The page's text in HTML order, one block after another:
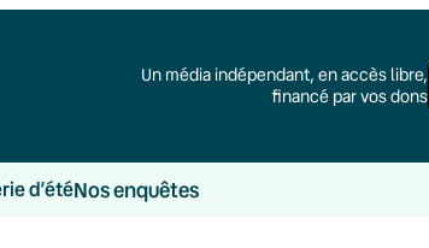
Un média indépendant, en accès libre,
financé par vos dons
d’étéNos enquêtes